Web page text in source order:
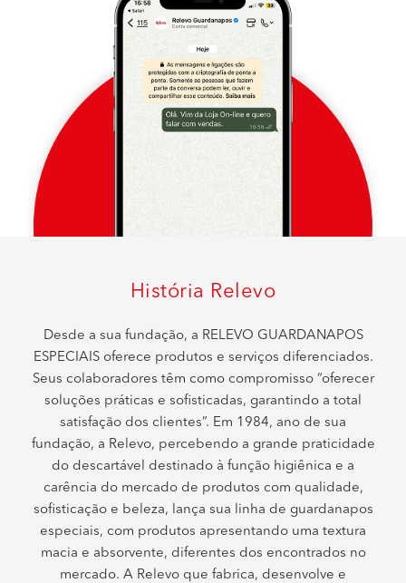
História Relevo
Desde a sua fundação, a RELEVO GUARDANAPOS
ESPECIAIS oferece produtos e serviços diferenciados.
Seus colaboradores têm como compromisso “oferecer
soluções práticas e sofisticadas, garantindo a total
satisfação dos clientes”. Em 1984, ano de sua
fundação, a Relevo, percebendo a grande praticidade
do descartável destinado à função higiênica e a
carência do mercado de produtos com qualidade,
sofisticação e beleza, lança sua linha de guardanapos
especiais, com produtos apresentando uma textura
macia e absorvente, diferentes dos encontrados no
mercado. A Relevo que fabrica, desenvolve e